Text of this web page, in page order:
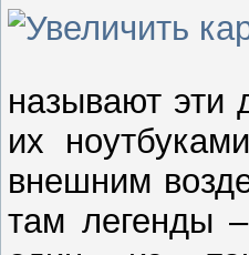
называют эти
их
внешним
там легенды